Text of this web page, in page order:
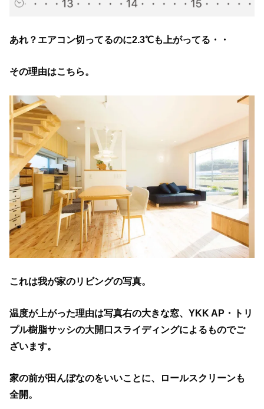
あれ？エアコン切ってるのに2.3℃も上がってる・・
その理由はこちら。
これは我が家のリビングの写真。
温度が上がった理由は写真右の大きな窓、YKK AP・トリ
プル樹脂サッシの大開口スライディングによるものでご
ざいます。
家の前が田んぼなのをいいことに、ロールスクリーンも
全開。